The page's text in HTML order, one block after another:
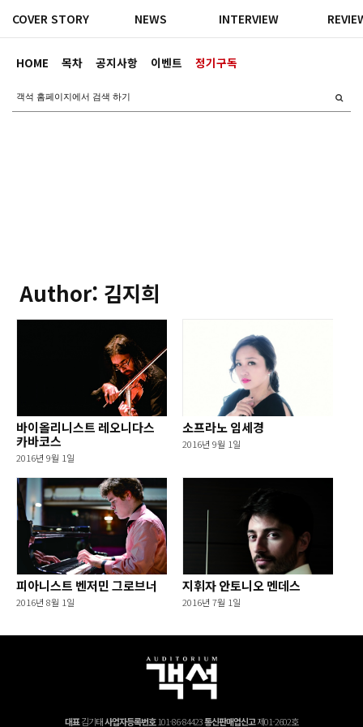
HOME 목차 공지사항 이벤트 정기구독
COVER STORY NEWS INTERVIEW
Author: 김지희
바이올리니스트 레오니다스
카바코스
2016년 9월 1일
소프라노 임세경
2016년 9월 1일
피아니스트 벤저민 그로브너
2016년 8월 1일
지휘자 안토니오 멘데스
2016년 7월 1일
대표김기태사업자등록번호101-86-84423통신판매업신고제01-2602호